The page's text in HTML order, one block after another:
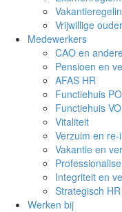
Vrijwillige
Medewerkers
CAO en
Pensioen en
AFAS HR
Functiehuis PO
Functiehuis VO
Vitaliteit
Verzuim en
Vakantie en
Integriteit en
Strategisch
Werken bij